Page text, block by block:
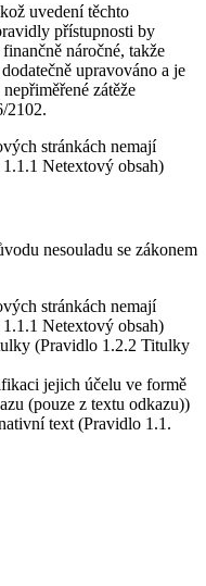
uvedení těchto
přístupnosti by
náročné, takže
upravováno a je
zátěže
2102.
stránkách nemají
Netextový obsah)
nesouladu se zákonem
stránkách nemají
Netextový obsah)
(Pravidlo 1.2.2 Titulky
jejich účelu ve formě
(pouze z textu odkazu))
text (Pravidlo 1.1.